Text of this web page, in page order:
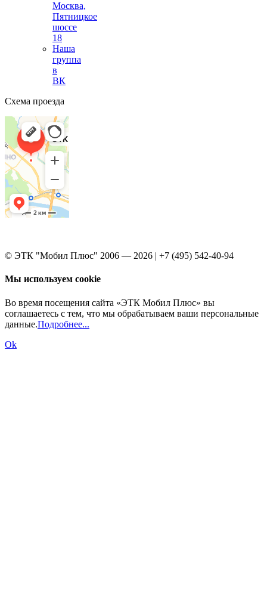
Москва,
Пятницкое
шоссе
18
Наша
группа
в
ВК
Схема проезда
© ЭТК "Мобил Плюс" 2006 — 2026 | +7 (495) 542-40-94
Мы используем cookie
Во время посещения сайта «ЭТК Мобил Плюс» вы
соглашаетесь с тем, что мы обрабатываем ваши персональные
данные.Подробнее...
Ok